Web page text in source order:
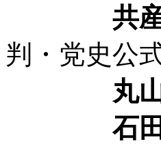
共
判・党史公
丸山
石